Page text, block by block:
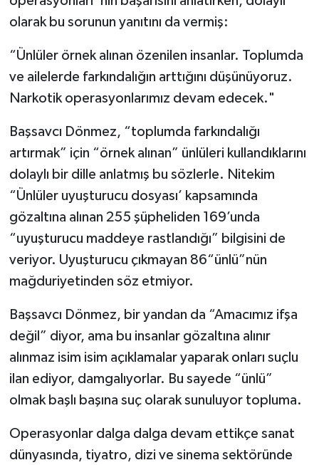
olarak bu sorunun yanıtını da vermiş:
“Ünlüler örnek alınan özenilen insanlar. Toplumda
ve ailelerde farkındalığın arttığını düşünüyoruz.
Narkotik operasyonlarımız devam edecek."
Başsavcı Dönmez, “toplumda farkındalığı
artırmak” için “örnek alınan” ünlüleri kullandıklarını
dolaylı bir dille anlatmış bu sözlerle. Nitekim
“Ünlüler uyuşturucu dosyası’ kapsamında
gözaltına alınan 255 şüpheliden 169’unda
“uyuşturucu maddeye rastlandığı” bilgisini de
veriyor. Uyuşturucu çıkmayan 86“ünlü”nün
mağduriyetinden söz etmiyor.
Başsavcı Dönmez, bir yandan da “Amacımız ifşa
değil” diyor, ama bu insanlar gözaltına alınır
alınmaz isim isim açıklamalar yaparak onları suçlu
ilan ediyor, damgalıyorlar. Bu sayede “ünlü”
olmak başlı başına suç olarak sunuluyor topluma.
Operasyonlar dalga dalga devam ettikçe sanat
dünyasında, tiyatro, dizi ve sinema sektöründe